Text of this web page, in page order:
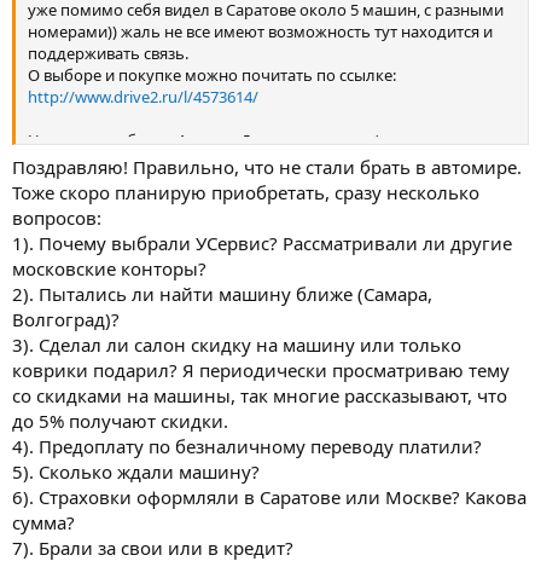
уже помимо себя видел в Саратове около 5 машин, с разными
номерами)) жаль не все имеют возможность тут находится и
поддерживать связь.
О выборе и покупке можно почитать по ссылке:
http://www.drive2.ru/l/4573614/
Накатал уже более 4 тысяч. Доволен как слон)
есть вопросы - задавайте, всем удачи!
Поздравляю! Правильно, что не стали брать в автомире.
Тоже скоро планирую приобретать, сразу несколько
вопросов:
1). Почему выбрали УСервис? Рассматривали ли другие
московские конторы?
2). Пытались ли найти машину ближе (Самара,
Волгоград)?
3). Сделал ли салон скидку на машину или только
коврики подарил? Я периодически просматриваю тему
со скидками на машины, так многие рассказывают, что
до 5% получают скидки.
4). Предоплату по безналичному переводу платили?
5). Сколько ждали машину?
6). Страховки оформляли в Саратове или Москве? Какова
сумма?
7). Брали за свои или в кредит?